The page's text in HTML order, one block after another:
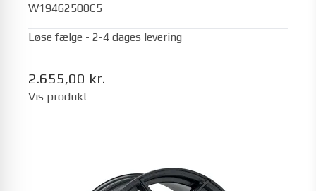
W19462500C5
Løse fælge - 2-4 dages levering
2.655,00 kr.
Vis produkt